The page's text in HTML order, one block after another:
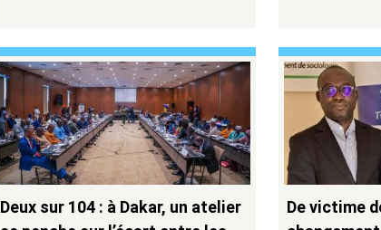
Deux sur 104 : à Dakar, un atelier
De victime